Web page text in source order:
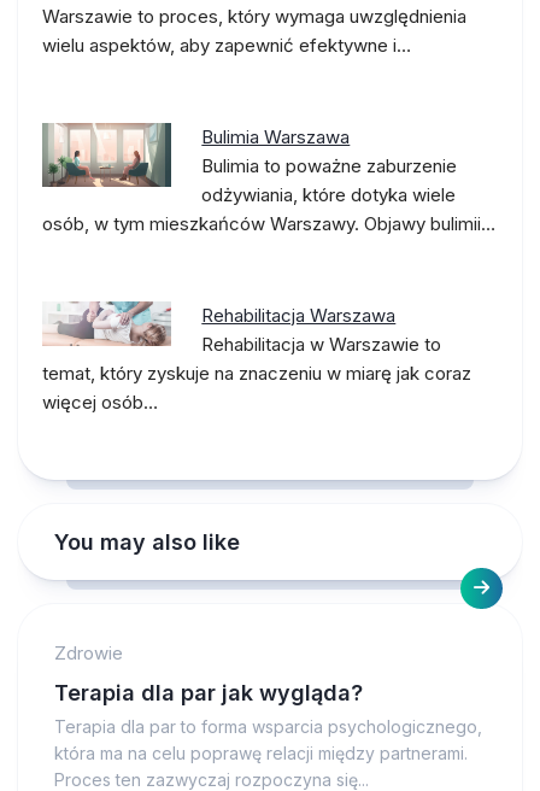
Warszawie to proces, który wymaga uwzględnienia
wielu aspektów, aby zapewnić efektywne i…
Bulimia Warszawa
Bulimia to poważne zaburzenie
odżywiania, które dotyka wiele
osób, w tym mieszkańców Warszawy. Objawy bulimii…
Rehabilitacja Warszawa
Rehabilitacja w Warszawie to
temat, który zyskuje na znaczeniu w miarę jak coraz
więcej osób…
You may also like
Zdrowie
Terapia dla par jak wygląda?
Terapia dla par to forma wsparcia psychologicznego,
która ma na celu poprawę relacji między partnerami.
Proces ten zazwyczaj rozpoczyna się...